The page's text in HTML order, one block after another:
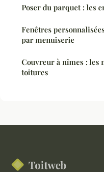
Poser du parquet : les
Fenêtres
par menuiserie
Couvreur à nîmes : les
toitures
Toitweb